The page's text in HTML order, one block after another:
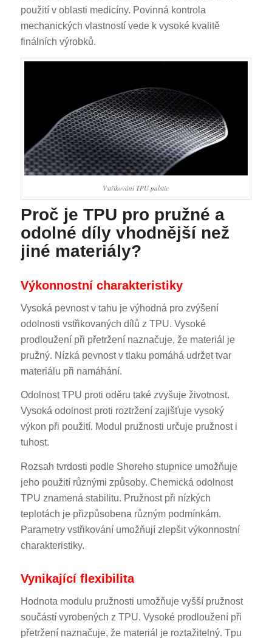
použití v oblasti medicíny. Povinná kontrola
mechanických vlastností vede k vysoké kvalitě
finálních výrobků.
Vstřikování TPU palstic
Proč je TPU pro pružné a
odolné díly vhodnější než
jiné materiály?
Výkonnostní charakteristiky
Vysoká pevnost v tahu je výhodná pro zvýšení
odolnosti vstřikovaných dílů z TPU. Vysoké
prodloužení při přetržení naznačuje, že materiál je
pružný. Nízká pevnost v tlaku pomáhá udržet tvar
materiálu při namáhání.
Odolnost TPU proti oděru také zvyšuje životnost.
Vysoká odolnost proti roztržení zajišťuje vysoký
výkon při použití. Modul pružnosti určuje pružnost i
tuhost.
Rozsah tvrdosti podle Shoreho stupnice umožňuje
jeho použití různými způsoby. Chemická odolnost
TPU znamená stabilitu. Pružnost při nízkých
teplotách je přizpůsobena různým podmínkám.
Parametry vstřikování umožňují zlepšit výkonnostní
charakteristiky.
Vynikající flexibilita
Hodnota modulu pružnosti umožňuje vyšší pružnost
součástí vyrobených z TPU. Vysoké prodloužení při
přetržení naznačuje, že materiál je roztažitelný. Tpu